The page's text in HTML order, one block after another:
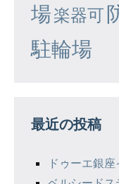
場楽器可
駐輪場
最近の投稿
ドゥーエ銀